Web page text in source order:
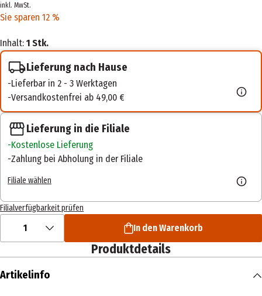
inkl. MwSt.
Sie sparen 12 %
Inhalt: 1 Stk.
Lieferung nach Hause
Lieferbar in 2 - 3 Werktagen
Versandkostenfrei ab 49,00 €
Lieferung in die Filiale
Kostenlose Lieferung
Zahlung bei Abholung in der Filiale
Filiale wählen
Filialverfügbarkeit prüfen
1 In den Warenkorb
Produktdetails
Artikelinfo